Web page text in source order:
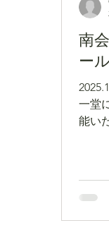
南
ー
一堂
能い
理は
南会